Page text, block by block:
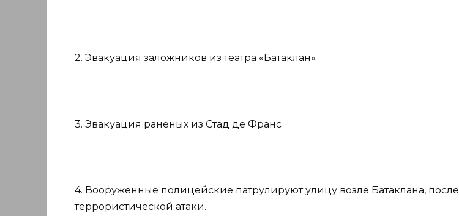
2. Эвакуация заложников из театра «Батаклан»
3. Эвакуация раненых из Стад де Франс
4. Вооруженные полицейские патрулируют улицу возле Батаклана, после
террористической атаки.